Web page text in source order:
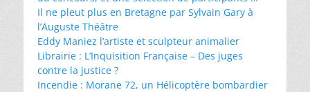
Il ne pleut plus en Bretagne par Sylvain Gary à
l’Auguste Théâtre
Eddy Maniez l’artiste et sculpteur animalier
Librairie : L’Inquisition Française – Des juges
contre la justice ?
Incendie : Morane 72, un Hélicoptère bombardier